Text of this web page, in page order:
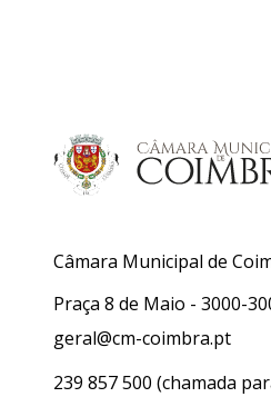
Câmara Municipal de
Praça 8 de Maio - 3000-
geral@cm-coimbra.pt
239 857 500 (chamada